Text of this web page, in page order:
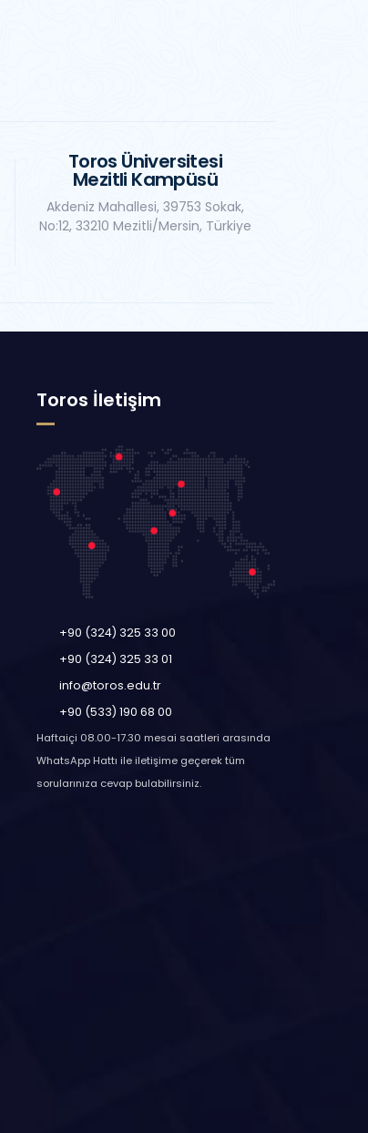
Toros Üniversitesi
Mezitli Kampüsü
Akdeniz Mahallesi, 39753 Sokak,
No:12, 33210 Mezitli/Mersin, Türkiye
Toros İletişim
+90 (324) 325 33 00
+90 (324) 325 33 01
info@toros.edu.tr
+90 (533) 190 68 00
Haftaiçi 08.00-17.30 mesai saatleri arasında
WhatsApp Hattı ile iletişime geçerek tüm
sorularınıza cevap bulabilirsiniz.